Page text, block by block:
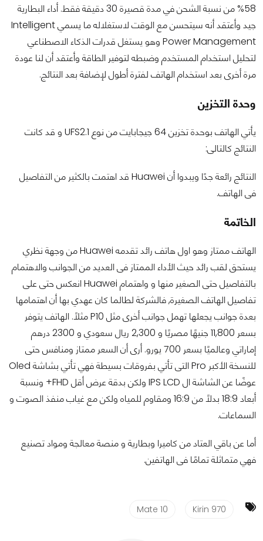
58% من نسبة الشحن في مدة قصيرة 30 دقيقة فقط. أداء البطارية
جيد وأعتقد أنه سيتحسن مع الوقت لاستغلاله ما يسمي Intelligent
Power Management وهو يستغل قدرات الذكاء الاصطناعي
لتحليل استخدام المستخدم وضبطه لتوفير الطاقة وأعتقد أن لنا عودة
مرة أخرى بعد استخدام الهاتف لفترة أطول لإضافة بعد النتائج.
وحدة التخزين
يأتي الهاتف بوحدة تخزين 64 جيجابايت من نوع UFS2.1 و قد كانت
النتائج كالتالى:
النتائج رائعة جدًا ويبدوا أن Huawei قد اهتمت بالكثير من التفاصيل
فى الهاتف.
الخاتمة
الهاتف ممتاز وهو اول هاتف رائد تقدمه Huawei من وجهة نظري
يستحق لقب رائد حيث الأداء الممتاز فى العديد من الجوانب والاهتمام
بالتفاصيل حتى الصغير منها و واهتمام Huawei انعكس حتى على
تفاصيل الهاتف الصغيرة, فالشركة لطالما كان عهدي بها أن اهتمامها
بعدة جوانب يجعلها تهمل جوانب أخرى مثل P10 مثلًا. الهاتف يتوفر
بسعر 11,800 جنيهًا مصريًا و 2,300 ريال سعودي و 2300 درهم
إماراتي وعالميًا بسعر 700 يورو. أرى أن السعر ممتاز ومنافس حتى
للنسخة الأكبر Pro التى تأتي بفروقات بسيطة فهي تأتي بشاشة Oled
عوضًا عن الشاشة ال IPS LCD ولكن بدقة عرض أقل FHD+ ونسبة
أبعاد 18:9 بدلًا من 16:9 ومقاوم للمياه ولكن مع غياب منفذ الصوت و
السماعات.
أما عن باقي العتاد من كاميرا وبطارية و منصة معالجة ومواد تصنيع
فهي متماثلة تمامًا فى الهاتفين.
Kirin 970
Mate 10